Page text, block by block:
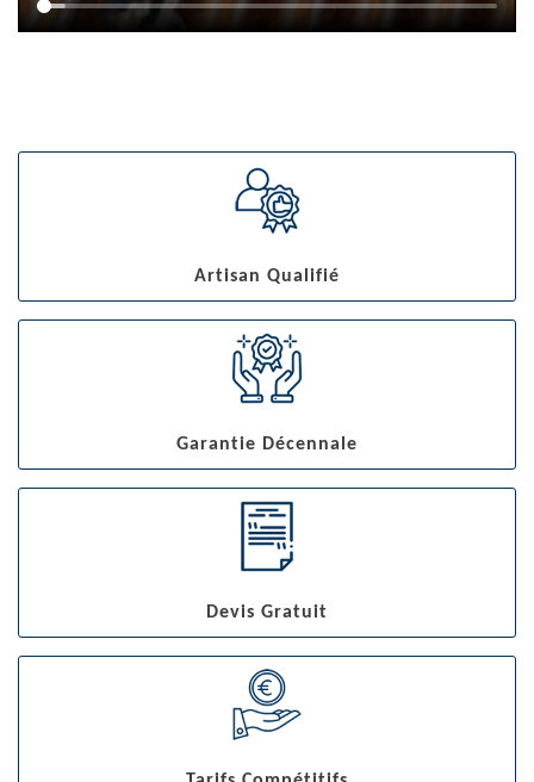
Artisan Qualifié
Garantie Décennale
Devis Gratuit